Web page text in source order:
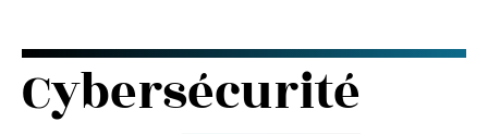
Cybersécurité